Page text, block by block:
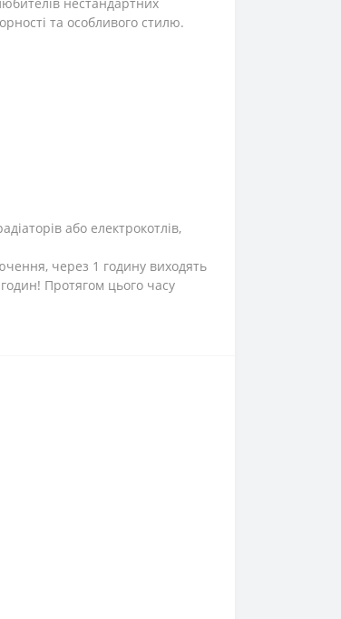
та особливого стилю.
або електрокотлів,
через 1 годину виходять
Протягом цього часу